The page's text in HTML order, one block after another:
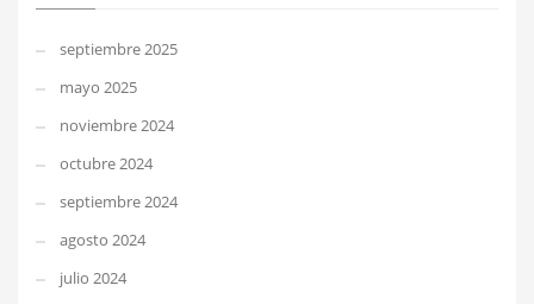
septiembre 2025
mayo 2025
noviembre 2024
octubre 2024
septiembre 2024
agosto 2024
julio 2024